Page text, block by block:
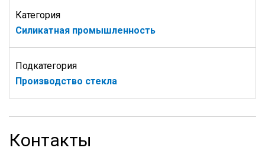
Категория
Силикатная промышленность
Подкатегория
Производство стекла
Контакты